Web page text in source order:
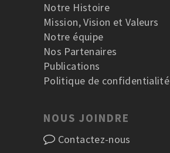
Notre Histoire
Mission, Vision et Valeurs
Notre équipe
Nos Partenaires
Publications
Politique de confidentialité
NOUS JOINDRE
Contactez-nous